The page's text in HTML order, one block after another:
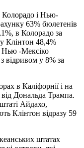
Колорадо і Нью-
63% бюлетенів
в Колорадо за
Клінтон 48,4%
Нью -Мексіко
відривом у 8% за
в Каліфорнії і на
від Дональда Трампа.
Айдахо,
Клінтон відразу 59
штатах